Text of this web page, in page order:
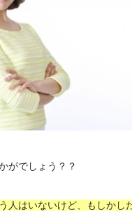
がでしょう？？
人はいないけど、もしかし